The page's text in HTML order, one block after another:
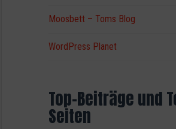
Moosbett – Toms Blog
WordPress Planet
Top-Beiträge und
Seiten